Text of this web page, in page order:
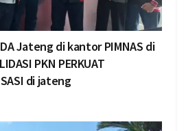
Jateng di kantor PIMNAS di
PKN PERKUAT
di jateng